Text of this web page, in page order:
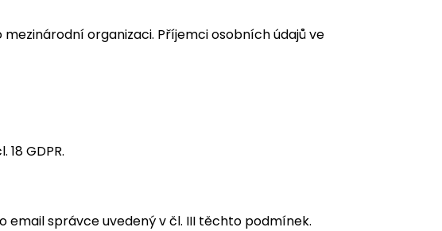
organizaci. Příjemci osobních údajů ve
GDPR.
správce uvedený v čl. III těchto podmínek.